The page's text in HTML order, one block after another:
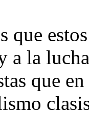
que
a la
que